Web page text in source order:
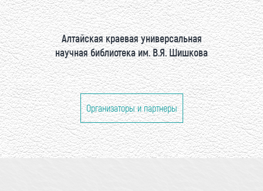
Алтайская краевая универсальная
научная библиотека им. В.Я. Шишкова
Организаторы и партнеры